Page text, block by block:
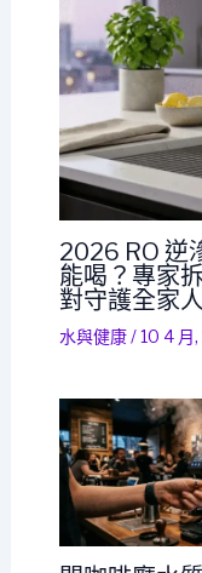
2026 RO 逆
能喝？專家
對守護全家
水與健康/10 4 月